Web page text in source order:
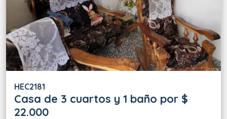
HEC2181
Casa de 3 cuartos y 1 baño por $
22.000